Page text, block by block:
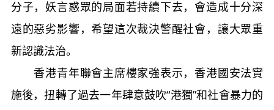
分子，妖言惑眾的局面若持續下去，會造成十分深
遠的惡劣影響，希望這次裁決警醒社會，讓大眾重
新認識法治。
香港青年聯會主席樓家強表示，香港國安法實
施後，扭轉了過去一年肆意鼓吹“港獨”和社會暴力的